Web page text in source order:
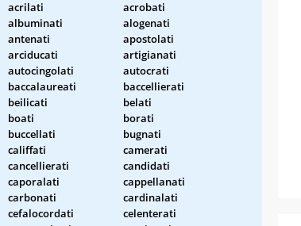
acrilati
acrobati
albuminati
alogenati
antenati
apostolati
arciducati
artigianati
autocingolati
autocrati
baccalaureati
baccellierati
beilicati
belati
boati
borati
buccellati
bugnati
califfati
camerati
cancellierati
candidati
caporalati
cappellanati
carbonati
cardinalati
cefalocordati
celenterati